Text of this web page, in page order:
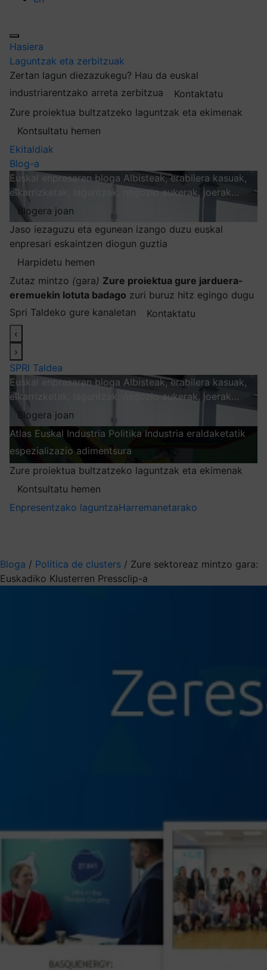
Hasiera
Laguntzak eta zerbitzuak
Zertan lagun diezazukegu? Hau da euskal
industriarentzako arreta zerbitzua
Kontaktatu
Zure proiektua bultzatzeko laguntzak eta ekimenak
Kontsultatu hemen
Ekitaldiak
Blog-a
Euskal enpresaren bloga Albisteak, erabilera kasuak,
elkarrizketak, laguntzak, negozio aukerak, joerak…
Blogera joan
Jaso iezaguzu eta egunean izango duzu euskal
enpresari eskaintzen diogun guztia
Harpidetu hemen
Zutaz mintzo (gara) Zure proiektua gure jarduera-
eremuekin lotuta badago zuri buruz hitz egingo dugu
Spri Taldeko gure kanaletan
Kontaktatu
‹
›
SPRI Taldea
Euskal enpresaren bloga Albisteak, erabilera kasuak,
elkarrizketak, laguntzak, negozio aukerak, joerak…
Blogera joan
Atlas Euskal Industria Politika Industria eraldaketatik
espezializazio adimentsura
Zure proiektua bultzatzeko laguntzak eta ekimenak
Kontsultatu hemen
Enpresentzako laguntzaHarremanetarako
Bloga / Política de clusters / Zure sektoreaz mintzo gara:
Euskadiko Klusterren Pressclip-a